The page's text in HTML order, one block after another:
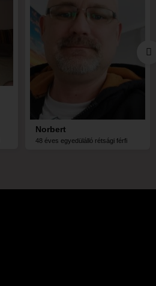
Norbert
48 éves egyedülálló rétsági férfi